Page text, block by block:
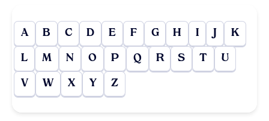
A B C D E F G H I J K
L M N O P Q R S T U
V W X Y Z